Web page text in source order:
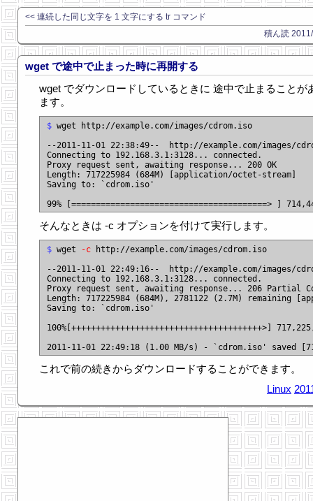
<< 連続した同じ文字を 1 文字にする tr コマンド
積ん読
wget で途中で止まった時に再開する
wget でダウンロードしているときに 途中で止まることが
ます。
$ wget http://example.com/images/cdrom.iso
--2011-11-01 22:38:49--  http://example.com/images/
Connecting to 192.168.3.1:3128... connected.
Proxy request sent, awaiting response... 200 OK
Length: 717225984 (684M) [application/octet-stream]
Saving to: `cdrom.iso'
そんなときは -c オプションを付けて実行します。
$ wget -c http://example.com/images/cdrom.iso
--2011-11-01 22:49:16--  http://example.com/images/
Connecting to 192.168.3.1:3128... connected.
Proxy request sent, awaiting response... 206 Partial
Length: 717225984 (684M), 2781122 (2.7M) remaining
Saving to: `cdrom.iso'
100%[+++++++++++++++++++++++++++++++++++++++>]
これで前の続きからダウンロードすることができます。
Linux